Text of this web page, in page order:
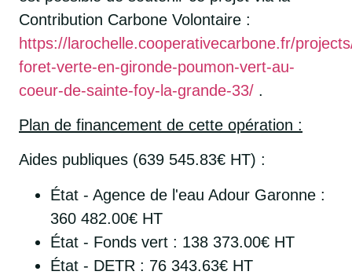
Contribution Carbone Volontaire :
https://larochelle.cooperativecarbone.fr/
foret-verte-en-gironde-poumon-vert-au-
coeur-de-sainte-foy-la-grande-33/ .
Plan de financement de cette opération :
Aides publiques (639 545.83€ HT) :
État - Agence de l'eau Adour Garonne :
360 482.00€ HT
État - Fonds vert : 138 373.00€ HT
État - DETR : 76 343.63€ HT